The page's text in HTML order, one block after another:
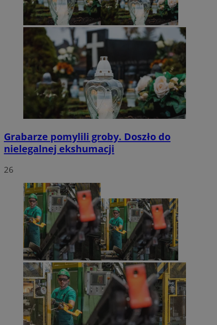
Grabarze pomylili groby. Doszło do
nielegalnej ekshumacji
26